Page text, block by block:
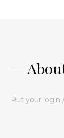
Put your login